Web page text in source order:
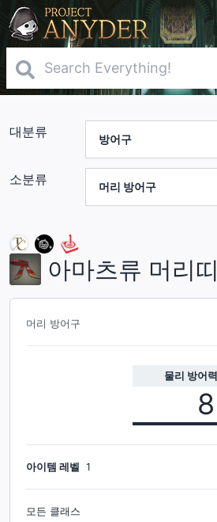
대분류
소분류
아마츠류 머리띠
머리 방어구
물리 방어력
8
아이템 레벨 1
모든 클래스